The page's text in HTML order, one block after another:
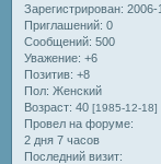
Зарегистрирован: 2006-
Приглашений: 0
Сообщений: 500
Уважение: +6
Позитив: +8
Пол: Женский
Возраст: 40 [1985-12-18]
Провел на форуме:
2 дня 7 часов
Последний визит: